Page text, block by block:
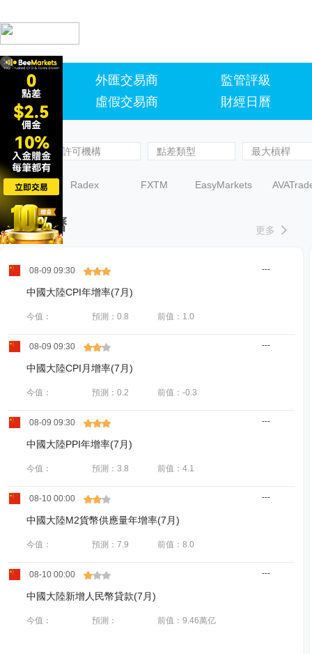
首頁
外匯交易商
虛假交易商
監管評級
財經日曆
選平臺 許可機構 點差類型 最大槓桿
較小成本
Radex
FXTM EasyMarkets
財經日曆 更多 
08-09 09:30 ---
中國大陸CPI年增率(7月)
今值： 預測：0.8 前值：1.0
08-09 09:30 ---
中國大陸CPI月增率(7月)
今值： 預測：0.2 前值：-0.3
08-09 09:30 ---
中國大陸PPI年增率(7月)
今值： 預測：3.8 前值：4.1
08-10 00:00 ---
中國大陸M2貨幣供應量年增率(7月)
今值： 預測：7.9 前值：8.0
08-10 00:00 ---
中國大陸新增人民幣貸款(7月)
今值： 預測： 前值：9.46萬亿